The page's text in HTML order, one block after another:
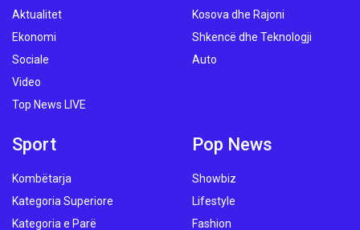
Aktualitet
Ekonomi
Sociale
Video
Top News LIVE
Kosova dhe Rajoni
Shkencë dhe Teknologji
Auto
Sport
Kombëtarja
Kategoria Superiore
Kategoria e Parë
Pop News
Showbiz
Lifestyle
Fashion